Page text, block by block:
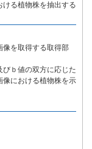
る植物株を抽出する
像を取得する取得部
ｂ値の双方に応じた
像における植物株を示